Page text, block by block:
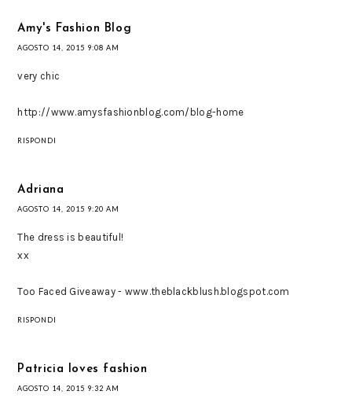
Amy's Fashion Blog
AGOSTO 14, 2015 9:08 AM
very chic
http://www.amysfashionblog.com/blog-home
RISPONDI
Adriana
AGOSTO 14, 2015 9:20 AM
The dress is beautiful!
xx
Too Faced Giveaway - www.theblackblush.blogspot.com
RISPONDI
Patricia loves fashion
AGOSTO 14, 2015 9:32 AM